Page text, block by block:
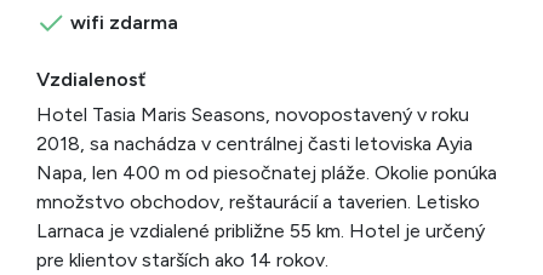
wifi zdarma
Vzdialenosť
Hotel Tasia Maris Seasons, novopostavený v roku
2018, sa nachádza v centrálnej časti letoviska Ayia
Napa, len 400 m od piesočnatej pláže. Okolie ponúka
množstvo obchodov, reštaurácií a taverien. Letisko
Larnaca je vzdialené približne 55 km. Hotel je určený
pre klientov starších ako 14 rokov.